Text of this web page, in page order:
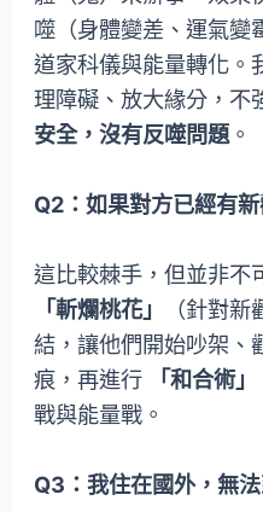
噬（身體變差、運氣變
道家科儀與能量轉化。
理障礙、放大緣分，不
安全，沒有反噬問題。
Q2：如果對方已經有
這比較棘手，但並非不
「斬爛桃花」
（針對
結，讓他們開始吵架、
痕，再進行
「和合術」
戰與能量戰。
Q3：我住在國外，無